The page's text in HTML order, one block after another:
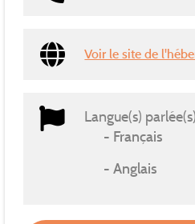
Voir le site de
Langue(s)
Français
Anglais